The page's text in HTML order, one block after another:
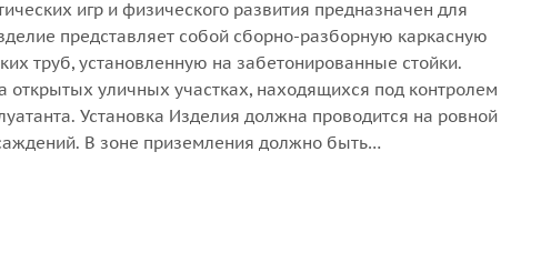
игр и физического развития предназначен для
представляет собой сборно-разборную каркасную
труб, установленную на забетонированные стойки.
открытых уличных участках, находящихся под контролем
Установка Изделия должна проводится на ровной
В зоне приземления должно быть